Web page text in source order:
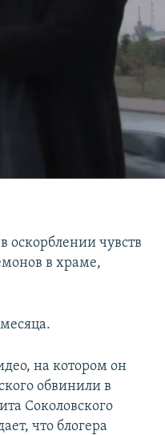
оскорблении чувств
в храме,
на котором он
обвинили в
Соколовского
что блогера